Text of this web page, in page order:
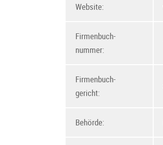
Website:
Firmenbuch-
nummer:
Firmenbuch-
gericht:
Behörde: